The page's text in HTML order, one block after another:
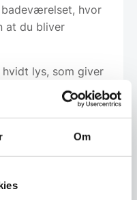
Om
hvor
at du bliver
lys, som giver
lyskilde.